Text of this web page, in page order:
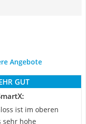
Angebote
GUT
ist im oberen
sehr hohe